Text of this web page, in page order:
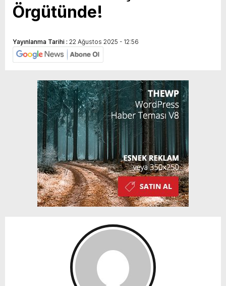
Örgütünde!
Yayınlanma Tarihi : 22 Ağustos 2025 - 12:56